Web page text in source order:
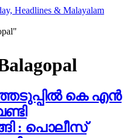
കെ എൻ
: പൊലീസ്